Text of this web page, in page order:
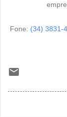
Fone: (34) 3831-